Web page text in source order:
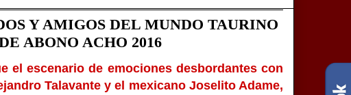
Y AMIGOS DEL MUNDO TAURINO
ABONO ACHO 2016
el escenario de emociones desbordantes con
Talavante y el mexicano Joselito Adame,